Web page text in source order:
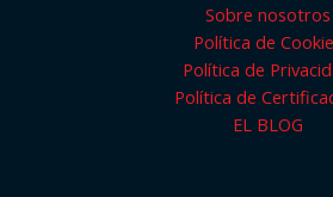
Sobre nosotros
Política de
Política de
Política de
EL BLOG